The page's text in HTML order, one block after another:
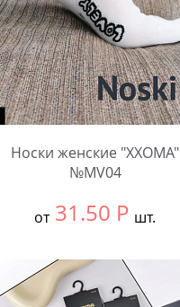
Носки женские "XXOMA"
№MV04
от 31.50 Р шт.
В упаковке:
10 шт.